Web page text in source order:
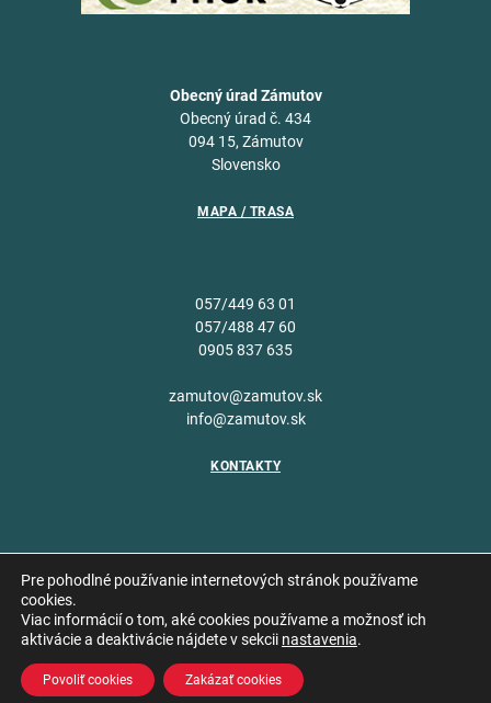
Obecný úrad Zámutov
Obecný úrad č. 434
094 15, Zámutov
Slovensko
MAPA / TRASA
057/449 63 01
057/488 47 60
0905 837 635
zamutov@zamutov.sk
info@zamutov.sk
KONTAKTY
Copyright © 2026 Obec
Pre pohodlné používanie internetových stránok používame
cookies.
Viac informácií o tom, aké cookies používame a možnosť ich
aktivácie a deaktivácie nájdete v sekcii nastavenia.
Povoliť cookies Zakázať cookies